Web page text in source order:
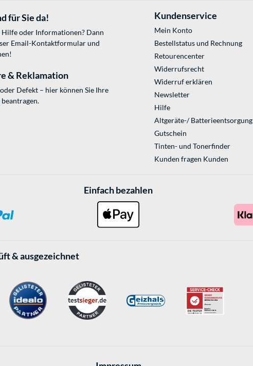
für Sie da!
Hilfe oder Informationen? Dann
Email-Kontaktformularund
& Reklamation
Defekt – hier können Sie Ihre
Kundenservice
Mein Konto
Bestellstatus und Rechnung
Retourencenter
Widerrufsrecht
Widerruf erklären
Newsletter
Hilfe
Altgeräte-/ Batterieentsorgung
Gutschein
Tinten- und Tonerfinder
Kunden fragen Kunden
Einfach bezahlen
& ausgezeichnet